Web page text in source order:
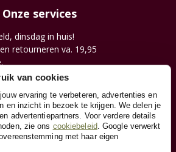
Onze services
dinsdag in huis!
retourneren va. 19,95
voorraad.
van cookies
ervaring te verbeteren, advertenties en
en inzicht in bezoek te krijgen. We delen je
advertentiepartners. Voor verdere details
zie ons cookiebeleid. Google verwerkt
met haar eigen